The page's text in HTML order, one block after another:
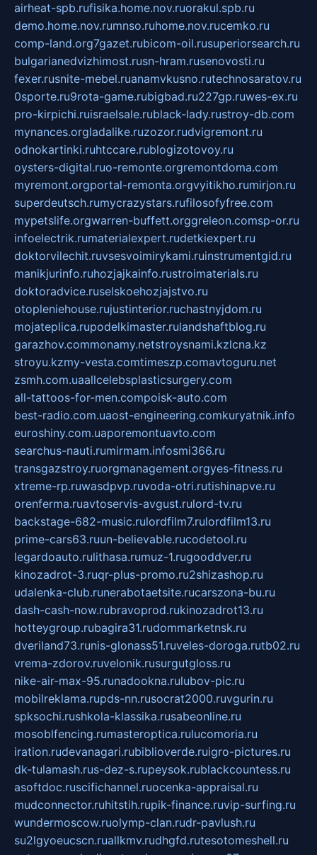
airheat-spb.rufisika.home.nov.ruorakul.spb.ru
demo.home.nov.rumnso.ruhome.nov.rucemko.ru
comp-land.org7gazet.rubicom-oil.rusuperiorsearch.ru
bulgarianedvizhimost.rusn-hram.rusenovosti.ru
fexer.rusnite-mebel.ruanamvkusno.rutechnosaratov.ru
0sporte.ru9rota-game.rubigbad.ru227gp.ruwes-ex.ru
pro-kirpichi.ruisraelsale.rublack-lady.rustroy-db.com
mynances.orgladalike.ruzozor.rudvigremont.ru
odnokartinki.ruhtccare.rublogizotovoy.ru
oysters-digital.ruo-remonte.orgremontdoma.com
myremont.orgportal-remonta.orgvyitikho.rumirjon.ru
superdeutsch.rumycrazystars.rufilosofyfree.com
mypetslife.orgwarren-buffett.orggreleon.comsp-or.ru
infoelectrik.rumaterialexpert.rudetkiexpert.ru
doktorvilechit.ruvsesvoimirykami.ruinstrumentgid.ru
manikjurinfo.ruhozjajkainfo.rustroimaterials.ru
doktoradvice.ruselskoehozjajstvo.ru
otopleniehouse.rujustinterior.ruchastnyjdom.ru
mojateplica.rupodelkimaster.rulandshaftblog.ru
garazhov.commonamy.netstroysnami.kzlcna.kz
stroyu.kzmy-vesta.comtimeszp.comavtoguru.net
zsmh.com.uaallcelebsplasticsurgery.com
all-tattoos-for-men.compoisk-auto.com
best-radio.com.uaost-engineering.comkuryatnik.info
euroshiny.com.uaporemontuavto.com
searchus-nauti.rumirmam.infosmi366.ru
transgazstroy.ruorgmanagement.orgyes-fitness.ru
xtreme-rp.ruwasdpvp.ruvoda-otri.rutishinapve.ru
orenferma.ruavtoservis-avgust.rulord-tv.ru
backstage-682-music.rulordfilm7.rulordfilm13.ru
prime-cars63.ruun-believable.rucodetool.ru
legardoauto.rulithasa.rumuz-1.rugooddver.ru
kinozadrot-3.ruqr-plus-promo.ru2shizashop.ru
udalenka-club.runerabotaetsite.rucarszona-bu.ru
dash-cash-now.rubravoprod.rukinozadrot13.ru
hotteygroup.rubagira31.rudommarketnsk.ru
dveriland73.runis-glonass51.ruveles-doroga.rutb02.ru
vrema-zdorov.ruvelonik.rusurgutgloss.ru
nike-air-max-95.runadookna.rulubov-pic.ru
mobilreklama.rupds-nn.rusocrat2000.ruvgurin.ru
spksochi.rushkola-klassika.rusabeonline.ru
mosoblfencing.rumasteroptica.rulucomoria.ru
iration.rudevanagari.rubiblioverde.ruigro-pictures.ru
dk-tulamash.rus-dez-s.rupeysok.rublackcountess.ru
asoftdoc.ruscifichannel.ruocenka-appraisal.ru
mudconnector.ruhitstih.rupik-finance.ruvip-surfing.ru
wundermoscow.ruolymp-clan.rudr-pavlush.ru
su2lgyoeucscn.ruallkmv.rudhgfd.rutesotomeshell.ru